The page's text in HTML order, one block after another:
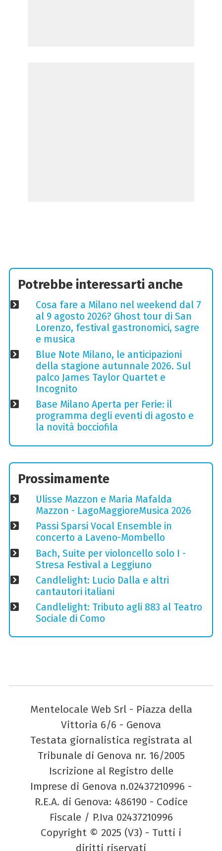
Potrebbe interessarti anche
Cosa fare a Milano nel weekend dal 7
al 9 agosto 2026? Ghost tour di San
Lorenzo, festival gastronomici, sagre
e musica
Blue Note Milano, le anticipazioni
della stagione autunnale 2026. Sul
palco James Taylor Quartet e
Incognito
Base Milano Aperta per Ferie: il
programma degli eventi di agosto e
la novità bocciofila
Prossimamente
Ulisse Mazzon e Maria Mafalda
Mazzon - LagoMaggioreMusica 2026
Passi Sparsi Vocal Ensemble in
concerto a Laveno-Mombello
Bach, Suite per violoncello solo I -
Stresa Festival a Leggiuno
Candlelight: Lucio Dalla e altri
cantautori italiani
Candlelight: Tributo agli 883 al Teatro
Sociale di Como
Mentelocale Web Srl - Piazza della
Vittoria 6/6 - Genova
Testata giornalistica registrata al
Tribunale di Genova nr. 16/2005
Iscrizione al Registro delle
Imprese di Genova n.02437210996 -
R.E.A. di Genova: 486190 - Codice
Fiscale / P.Iva 02437210996
Copyright © 2025 (V3) - Tutti i
diritti riservati